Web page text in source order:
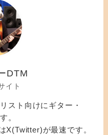
DTM
イト
スト向けにギター・
。
X(Twitter)が最速です。